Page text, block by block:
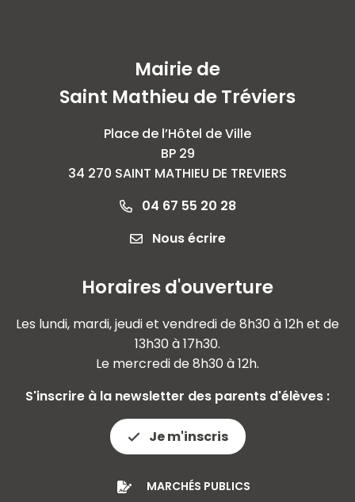
Mairie de
Saint Mathieu de Tréviers
Place de l’Hôtel de Ville
BP 29
34 270 SAINT MATHIEU DE TREVIERS
04 67 55 20 28
Nous écrire
Horaires d'ouverture
Les lundi, mardi, jeudi et vendredi de 8h30 à 12h et de
13h30 à 17h30.
Le mercredi de 8h30 à 12h.
S'inscrire à la newsletter des parents d'élèves :
Je m'inscris
MARCHÉS PUBLICS